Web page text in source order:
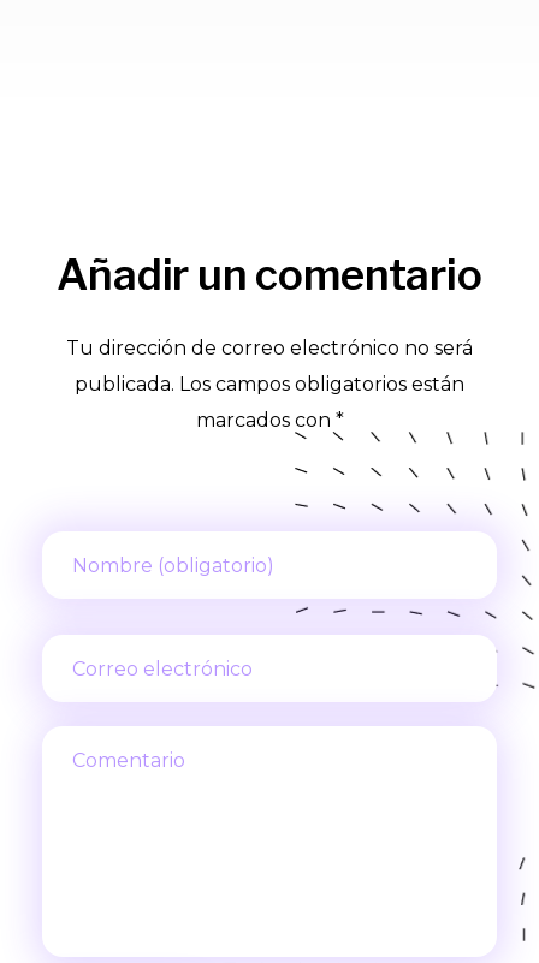
Añadir un comentario
Tu dirección de correo electrónico no será
publicada. Los campos obligatorios están
marcados con *